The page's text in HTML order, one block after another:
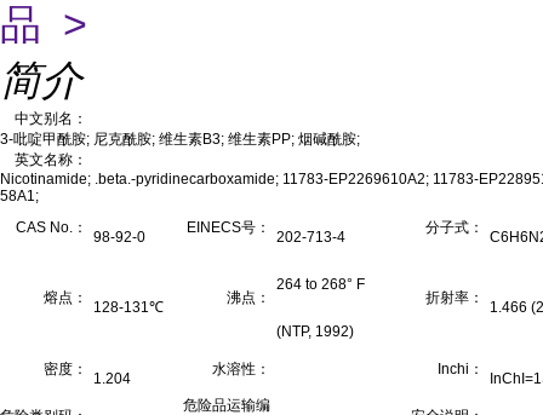
品 >
简介
中文别名：
3-吡啶甲酰胺; 尼克酰胺; 维生素B3; 维生素PP; 烟碱酰胺;
英文名称：
Nicotinamide; .beta.-pyridinecarboxamide; 11783-EP2269610A2; 11783-
58A1;
CAS No.：
98-92-0
EINECS号：
202-713-4
分子式：
熔点：
128-131℃
沸点：
264 to 268° F
(NTP, 1992)
折射率：
1.466
密度：
1.204
水溶性： Inchi：
危险品运输编